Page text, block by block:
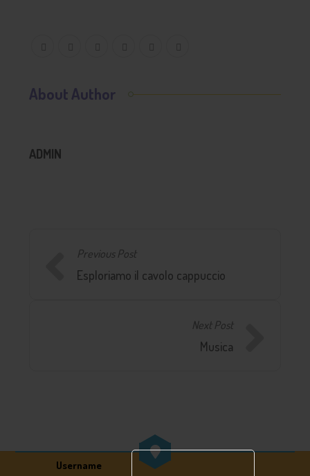
Username
About Author
ADMIN
Previous Post
Esploriamo il cavolo cappuccio
Next Post
Musica